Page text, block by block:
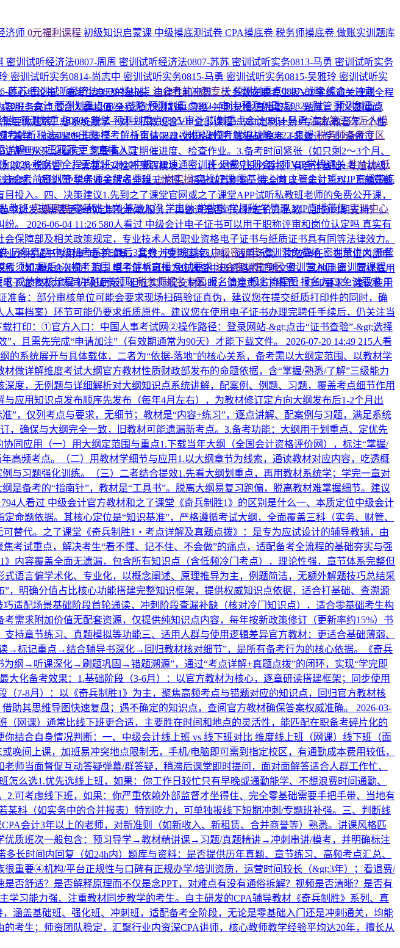
济师 0元福利课程 初级知识启蒙课 中级摸底测试卷 CPA摸底卷 税务师摸底卷 做账实训题库
密训试听经济法0807-周周 密训试听经济法0807-苏苏 密训试听实务0813-马勇 密训试听实务
密训试听实务0814-尚志中 密训试听实务0815-马勇 密训试听实务0815-吴雅玲 密训试听实
苏苏密训试听经济法0806-杨小柒 注会考前冲刺专栏预测划重点0807-战略综合一冲刺
0813-会计预测划重点0824-战略预测划重点0824-审计预测划重点0825-财管预测划重点
生预测划重点0806-税法预测划重点0805-审计💥划重点会计0804-马勇注会第三次万人模
考解析税法0820-王霞模考解析审计0821-张恒超模考解析战略0822-袁媛税务师备考专区
详解0819-王菲菲更多直播入口
2026·税务师全程无忧班2026中级VIP速通密训班退费·注册会计师VIP学练通关性价比·低
注会考前密训营税务师金牌名师班上岗实操实操好课零基础上岗主管会计班VIP直播带练
教班实操课程零基础上岗基础入门学出纳学做账学报税学管理VIP直播带练实训中心
历年真题中级机考系统最后3套卷冲刺资料包中级密训营密训营免费场密训营讲义开营
考须知最后1次模考范围 模考解析直播免试要求注会密训营专区密训营入口密训营课程
求成绩复核流程初级证书领取税务师报名专区报名简章报名流程图 报名入口免试要求干
心结论是：看考生自己的基础、自律性和预算。大多数在职考生报VIP学练通关班或全程
服务亮点适合人群超值/全程无忧班精讲+习题+冲刺录播/直播答疑、题库、讲义基础尚
要做題弱、想系统跟学一对一私教班含VIP全部课程+1对1定制计划+专属私教督学+个性
着学、时间紧想走捷径二、什么情况建议报私教班1.零基础跨考（非会计专业/没做过
但从来没看完，需要有人定期催进度、检查作业。3.备考时间紧张（如只剩2～3个月、
实务或财管），需要针对性补薄弱模块。三、什么情况没必要报1.有会计基础+考过初级/
题，选择VIP学练通关班或全程无忧班，搭配认真刷题，完全可以一年过三科。3.预算敏
入。四、决策建议1.先到之了课堂官网或之了课堂APP试听私教班老师的免费公开课，
途发现需要更多的定制化私教服务，再咨询是否可以补差价升私教（部分时期支持）。
。
2026-06-04 11:26 580人看过 中级会计电子证书可以用于职称评审和岗位认定吗 真实有
保障部及相关政策规定，专业技术人员职业资格电子证书与纸质证书具有同等法律效力。
资格证书专用章”电子印章，其效力受到国家认可。适用场景：岗位聘任：在单位内部申
（如高级会计师）时，电子证书可作为您具备中级资格的证明文件。其他用途：同样适用
子证书效力等同于纸质版，但在实际提交材料时，请注意以下细节：打印要求：建议使用
备：部分审核单位可能会要求现场扫码验证真伪，建议您在提交纸质打印件的同时，确
事档案）环节可能仍要求纸质原件。建议您在使用电子证书办理完聘任手续后，仍关注当
打印：①官方入口：中国人事考试网②操作路径：登录网站-&gt;点击“证书查验”-&gt;选择
，且需先完成“申请加注”（有效期通常为90天）才能下载文件。
2026-07-20 14:49 215人看
的系统展开与具体载体，二者为“依据-落地”的核心关系，备考需以大纲定范围、以教材学
做详解维度考试大纲官方教材性质财政部发布的命题依据，含“掌握/熟悉/了解”三级能力
度，无例题与详细解析对大纲知识点系统讲解，配案例、例题、习题，覆盖考点细节作用
应用知识点发布顺序先发布（每年4月左右），为教材修订定方向大纲发布后1-2个月出
”，仅列考点与要求，无细节；教材是“内容+练习”，逐点讲解、配案例与习题，满足系统
确保与大纲完全一致，旧教材可能遗漏新考点。3.备考功能：大纲用于划重点、定优先
同应用（一）用大纲定范围与重点1.下载当年大纲（全国会计资格评价网），标注“掌握/
高频考点。（二）用教材学细节与应用1.以大纲章节为线索，通读教材对应内容，吃透概
与习题强化训练。（三）二者结合提效1.先看大纲划重点，再用教材系统学；学完一章对
备考的“指南针”，教材是“工具书”。脱离大纲易复习跑偏，脱离教材难掌握细节。建议
794人看过 中级会计官方教材和之了课堂《奇兵制胜1》的区别是什么​一、本质定位中级会计
命题依据。其核心定位是“知识基准”，严格遵循考试大纲，全面覆盖三科（实务、财管、
替代。之了课堂《奇兵制胜1・考点详解及真题点拨》：是专为应试设计的辅导教辅，由
考试重点，解决考生“看不懂、记不住、不会做”的痛点，适配备考全流程的基础夯实与强
内容覆盖全面无遗漏，包含所有知识点（含低频冷门考点），理论性强，章节体系完整但
语言偏学术化、专业化，以概念阐述、原理推导为主，例题简洁，无额外解题技巧总结采
，明确分值占比核心功能搭建完整知识框架，提供权威知识点依据，适合打基础、查溯源
适配场景基础阶段首轮通读，冲刺阶段查漏补缺（核对冷门知识点），适合零基础考生构
需求附加价值无配套资源，仅提供纯知识点内容，每年按新政策修订（更新率约15%）书
持章节练习、真题模拟等功能三、适用人群与使用逻辑差异官方教材：更适合基础薄弱、
→标记重点→结合辅导书深化→回归教材核对细节”，是所有备考行为的核心依据。《奇兵
纲→听课深化→刷题巩固→错题溯源”，通过“考点详解+真题点拨”的闭环，实现“学完即
化备考效果：1.基础阶段（3-6月）：以官方教材为核心，逐章研读搭建框架；同步使用
7-8月）：以《奇兵制胜1》为主，聚焦高频考点与错题对应的知识点，回归官方教材核
助其思维导图快速复盘；遇不确定的知识点，查阅官方教材确保答案权威准确。
2026-03-
（网课）通常比线下班更合适，主要胜在时间和地点的灵活性，能匹配在职备考碎片化的
结合自身情况判断：一、中级会计线上班 vs 线下班对比 维度线上班（网课）线下班（面
课，加班易冲突地点限制无，手机/电脑即可需到指定校区，有通勤成本费用较低，
师当面督促互动答疑弹幕/群答疑，稍滞后课堂即时提问，面对面解答适合人群工作忙、
么选1.优先选线上班，如果：你工作日较忙只有早晚或通勤能学、不想浪费时间通勤、
可考虑线下班，如果：你严重依赖外部监督才坐得住、完全零基础需要手把手带、当地有
科（如实务中的合并报表）特别吃力，可单独报线下短期冲刺/专题班补强。三、判断线
会计3年以上的老师，对新准则（如新收入、新租赁、合并商誉等）熟悉。讲课风格匹
质班次一般包含：预习导学→教材精讲课→习题/真题精讲→冲刺串讲/模考，并明确标注
长时间内回复（如24h内）题库与资料：是否提供历年真题、章节练习、高频考点汇总、
重要④机构/平台正规性与口碑有正规办学/培训资质，运营时间较长（&gt;3年）；看退费/
否舒适？是否解释原理而不仅是念PPT，对难点有没有通俗拆解？视频是否清晰？是否有
习能力强、注重教材同步教学的考生。自主研发的CPA辅导教材《奇兵制胜》系列、真
涵盖基础班、强化班、冲刺班，适配备考全阶段，无论是零基础入门还是冲刺通关，均能
考生；师资团队稳定，汇聚行业内资深CPA讲师，核心教师教学经验平均达20年，擅长从